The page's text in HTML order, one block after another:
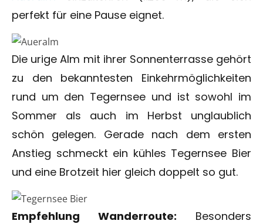
perfekt für eine Pause eignet.
Die urige Alm mit ihrer Sonnenterrasse gehört
zu den bekanntesten Einkehrmöglichkeiten
rund um den Tegernsee und ist sowohl im
Sommer als auch im Herbst unglaublich
schön gelegen. Gerade nach dem ersten
Anstieg schmeckt ein kühles Tegernsee Bier
und eine Brotzeit hier gleich doppelt so gut.
Empfehlung Wanderroute: Besonders